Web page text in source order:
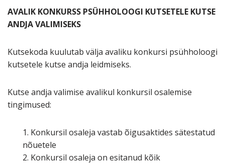
AVALIK KONKURSS PSÜHHOLOOGI KUTSETELE KUTSE
ANDJA VALIMISEKS
Kutsekoda kuulutab välja avaliku konkursi psühholoogi
kutsetele kutse andja leidmiseks.
Kutse andja valimise avalikul konkursil osalemise
tingimused:
1. Konkursil osaleja vastab õigusaktides sätestatud
nõuetele
2. Konkursil osaleja on esitanud kõik